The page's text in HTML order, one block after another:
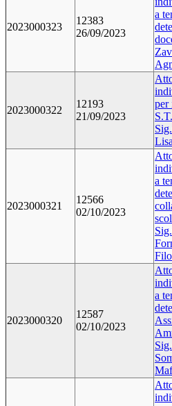
2023000323
12383
26/09/2023
a
2023000322
12193
21/09/2023
per
Lisa
2023000321
12566
02/10/2023
a
2023000320
12587
02/10/2023
a